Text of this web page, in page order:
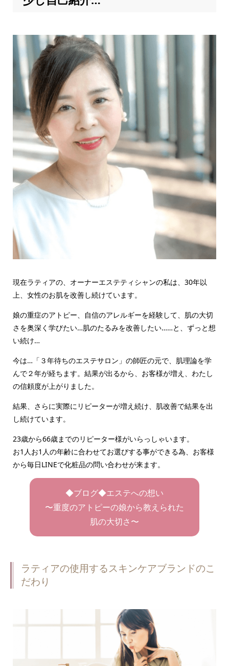
現在ラティアの、オーナーエステティシャンの私は、30年以
上、女性のお肌を改善し続けています。
娘の重症のアトピー、自信のアレルギーを経験して、肌の大切
さを奥深く学びたい…肌のたるみを改善したい……と、ずっと想
い続け…
今は…「３年待ちのエステサロン」の師匠の元で、肌理論を学
んで２年が経ちます。結果が出るから、お客様が増え、わたし
の信頼度が上がりました。
結果、さらに実際にリピーターが増え続け、肌改善で結果を出
し続けています。
23歳から66歳までのリピーター様がいらっしゃいます。
お1人お1人の年齢に合わせてお選びする事ができる為、お客様
から毎日LINEで化粧品の問い合わせが来ます。
◆ブログ◆エステへの想い
〜重度のアトピーの娘から教えられた
肌の大切さ〜
ラティアの使用するスキンケアブランドのこ
だわり